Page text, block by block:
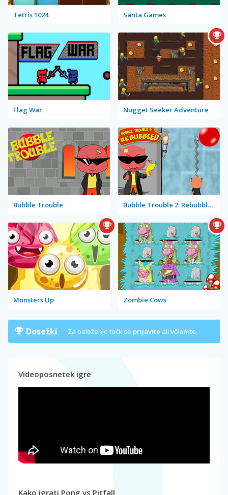
Tetris 1024 Santa Games
Flag War Nugget Seeker Adventure
Bubble Trouble Bubble Trouble 2: Rebubbled
Monsters Up Zombie Cows
Dosežki Za beleženje točk se prijavite ali včlanite.
Videoposnetek igre
Kako igrati Pong vs Pitfall